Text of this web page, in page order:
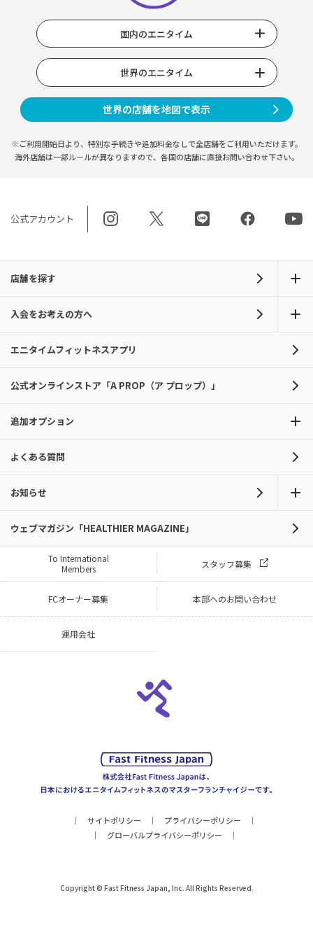
国内のエニタイム
世界のエニタイム
世界の店舗を地図で表示
※ご利用開始日より、特別な手続きや追加料金なしで全店舗をご利用いただけます。
海外店舗は一部ルールが異なりますので、 各国の店舗に直接お問い合わせ下さい。
公式アカウント
店舗を探す
入会をお考えの方へ
エニタイムフィットネスアプリ
公式オンラインストア「A PROP（ア プロップ）」
追加オプション
よくある質問
お知らせ
ウェブマガジン「HEALTHIER MAGAZINE」
To International
Members
スタッフ募集
FCオーナー募集 本部へのお問い合わせ
運用会社
サイトポリシー
プライバシーポリシー
グローバルプライバシーポリシー
Copyright © Fast Fitness Japan, Inc. All Rights Reserved.